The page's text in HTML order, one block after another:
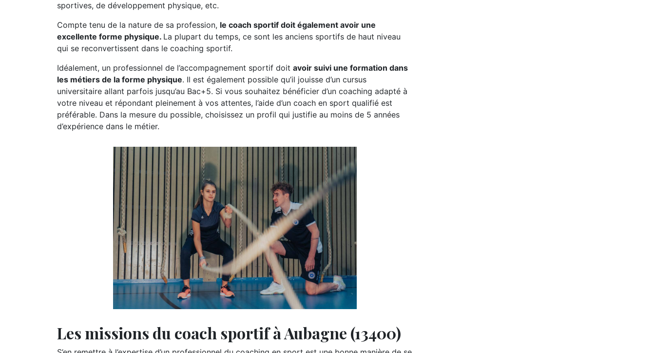
sportives, de développement physique, etc.
Compte tenu de la nature de sa profession, le coach sportif doit également avoir une
excellente forme physique. La plupart du temps, ce sont les anciens sportifs de haut niveau
qui se reconvertissent dans le coaching sportif.
Idéalement, un professionnel de l’accompagnement sportif doit avoir suivi une formation dans
les métiers de la forme physique. Il est également possible qu’il jouisse d’un cursus
universitaire allant parfois jusqu’au Bac+5. Si vous souhaitez bénéficier d’un coaching adapté à
votre niveau et répondant pleinement à vos attentes, l’aide d’un coach en sport qualifié est
préférable. Dans la mesure du possible, choisissez un profil qui justifie au moins de 5 années
d’expérience dans le métier.
Les missions du coach sportif à Aubagne (13400)